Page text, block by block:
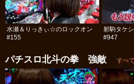
水瀬＆りっきぃ☆のロックオン
#155
射駒タケ
#947
パチスロ北斗の拳 強敵 すべ